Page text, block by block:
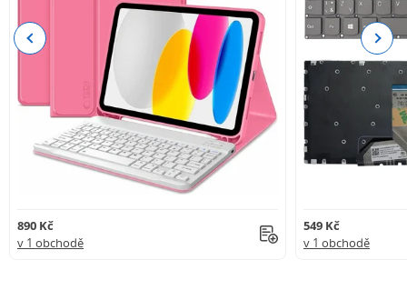
890 Kč
v 1 obchodě
549 Kč
v 1 obchodě
Previous Next